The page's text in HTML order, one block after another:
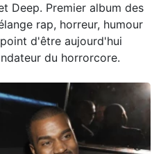
Deep. Premier album des
rap, horreur, humour
d'être aujourd'hui
du horrorcore.